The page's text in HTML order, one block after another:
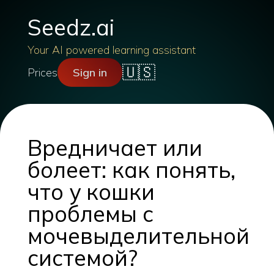
Seedz.ai
Your AI powered learning assistant
Prices
Sign in 🇺🇸
Вредничает или
болеет: как понять,
что у кошки
проблемы с
мочевыделительной
системой?